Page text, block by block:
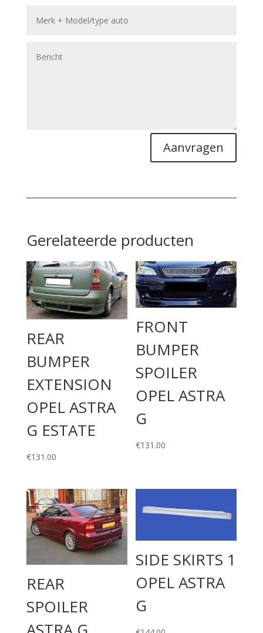
Aanvragen
Gerelateerde producten
REAR
BUMPER
EXTENSION
OPEL ASTRA
G ESTATE
€131.00
FRONT
BUMPER
SPOILER
OPEL ASTRA
G
€131.00
REAR
SPOILER
SIDE SKIRTS 1
OPEL ASTRA
G